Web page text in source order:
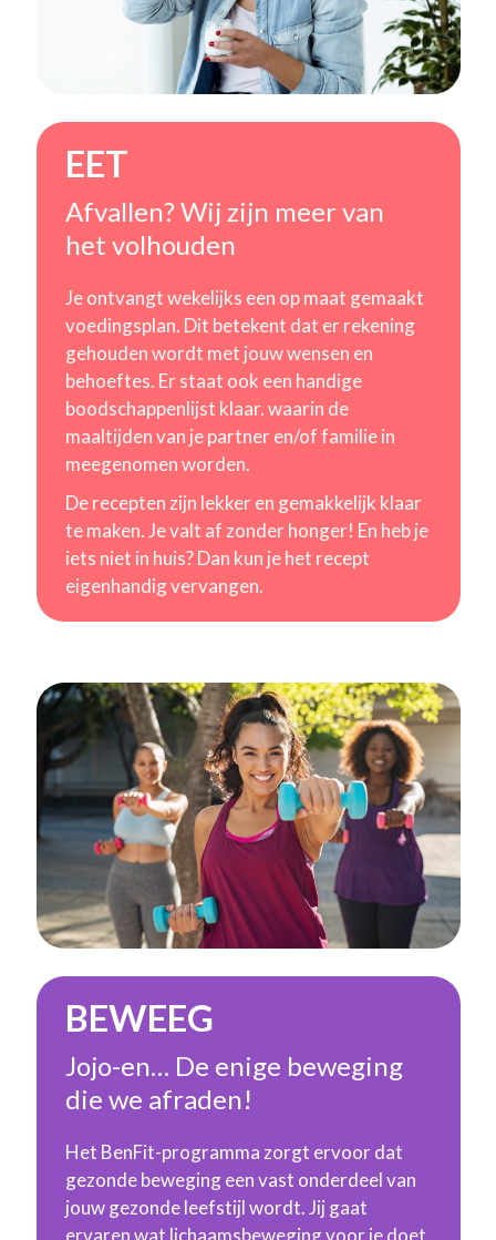
EET
Afvallen? Wij zijn meer van
het volhouden
Je ontvangt wekelijks een op maat gemaakt
voedingsplan. Dit betekent dat er rekening
gehouden wordt met jouw wensen en
behoeftes. Er staat ook een handige
boodschappenlijst klaar. waarin de
maaltijden van je partner en/of familie in
meegenomen worden.
De recepten zijn lekker en gemakkelijk klaar
te maken. Je valt af zonder honger! En heb je
iets niet in huis? Dan kun je het recept
eigenhandig vervangen.
BEWEEG
Jojo-en… De enige beweging
die we afraden!
Het BenFit-programma zorgt ervoor dat
gezonde beweging een vast onderdeel van
jouw gezonde leefstijl wordt. Jij gaat
ervaren wat lichaamsbeweging voor je doet